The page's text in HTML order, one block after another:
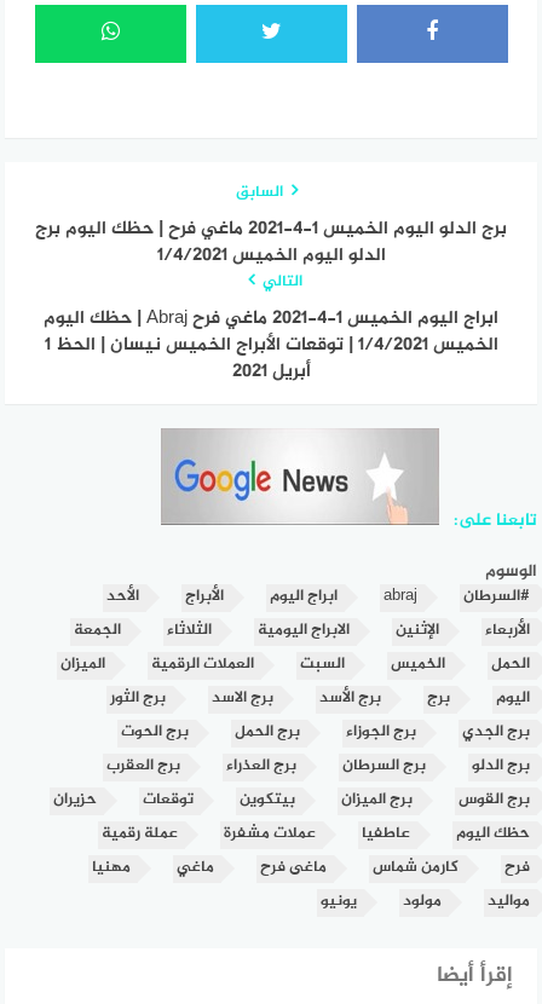
السابق
برج الدلو اليوم الخميس 1-4-2021 ماغي فرح | حظك اليوم برج
الدلو اليوم الخميس 1/4/2021
التالي
ابراج اليوم الخميس 1-4-2021 ماغي فرح Abraj | حظك اليوم
الخميس 1/4/2021 | توقعات الأبراج الخميس نيسان | الحظ 1
أبريل 2021
تابعنا على:
الوسوم
#السرطان abraj ابراج اليوم الأبراج
الأحد
الأربعاء
الإثنين الابراج اليومية الثلاثاء
الجمعة
الحمل
الخميس السبت العملات الرقمية
الميزان
اليوم
برج برج الأسد برج الاسد
برج الثور
برج الجدي
برج الجوزاء برج الحمل
برج الحوت
برج الدلو
برج السرطان برج العذراء
برج العقرب
برج القوس
برج الميزان بيتكوين توقعات
حزيران
حظك اليوم
عاطفيا عملات مشفرة
عملة رقمية
فرح
كارمن شماس ماغى فرح ماغي
مهنيا
مواليد
مولود يونيو
إقرأ أيضا